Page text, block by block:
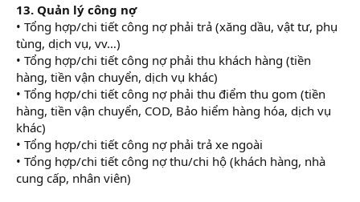
13. Quản lý công nợ
• Tổng hợp/chi tiết công nợ phải trả (xăng dầu, vật tư, phụ
tùng, dịch vụ, vv…)
• Tổng hợp/chi tiết công nợ phải thu khách hàng (tiền
hàng, tiền vận chuyển, dịch vụ khác)
• Tổng hợp/chi tiết công nợ phải thu điểm thu gom (tiền
hàng, tiền vận chuyển, COD, Bảo hiểm hàng hóa, dịch vụ
khác)
• Tổng hợp/chi tiết công nợ phải trả xe ngoài
• Tổng hợp/chi tiết công nợ thu/chi hộ (khách hàng, nhà
cung cấp, nhân viên)